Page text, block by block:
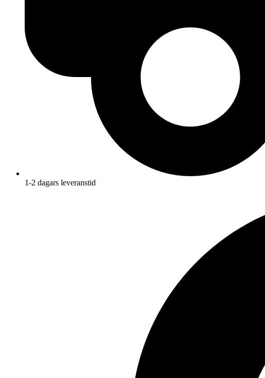
1-2 dagars leveranstid